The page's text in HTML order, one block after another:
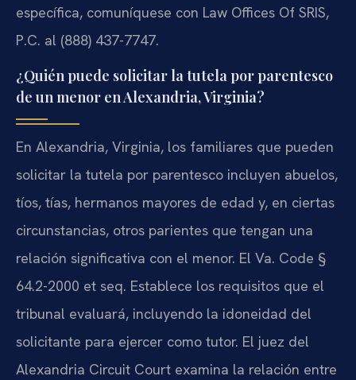
específica, comuníquese con Law Offices Of SRIS,
P.C. al (888) 437-7747.
¿Quién puede solicitar la tutela por parentesco
de un menor en Alexandria, Virginia?
En Alexandria, Virginia, los familiares que pueden
solicitar la tutela por parentesco incluyen abuelos,
tíos, tías, hermanos mayores de edad y, en ciertas
circunstancias, otros parientes que tengan una
relación significativa con el menor. El Va. Code §
64.2-2000 et seq. Establece los requisitos que el
tribunal evaluará, incluyendo la idoneidad del
solicitante para ejercer como tutor. El juez del
Alexandria Circuit Court examina la relación entre